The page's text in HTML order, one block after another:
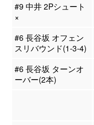
#9 中井 2Pシュート
×
#6 長谷坂 オフェン
スリバウンド(1-3-4)
#6 長谷坂 ターンオ
ーバー(2本)